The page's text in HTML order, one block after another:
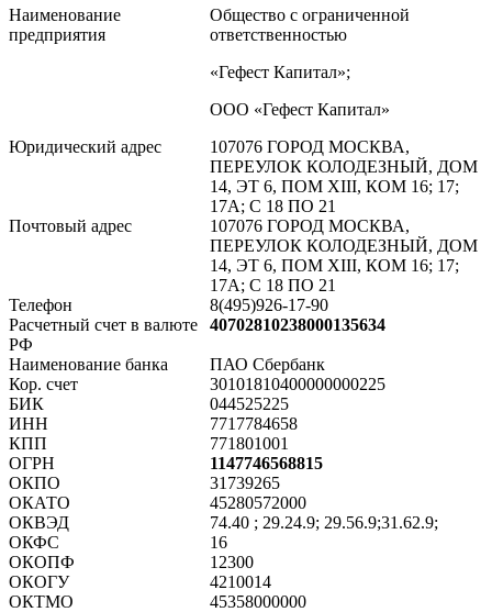
Наименование
предприятия
Общество с ограниченной
ответственностью
«Гефест Капитал»;
ООО «Гефест Капитал»
Юридический адрес
107076 ГОРОД МОСКВА,
ПЕРЕУЛОК КОЛОДЕЗНЫЙ, ДОМ
14, ЭТ 6, ПОМ XIII, КОМ 16; 17;
17А; С 18 ПО 21
Почтовый адрес
107076 ГОРОД МОСКВА,
ПЕРЕУЛОК КОЛОДЕЗНЫЙ, ДОМ
14, ЭТ 6, ПОМ XIII, КОМ 16; 17;
17А; С 18 ПО 21
Телефон
8(495)926-17-90
Расчетный счет в валюте
РФ
40702810238000135634
Наименование банка
ПАО Сбербанк
Кор. счет
30101810400000000225
БИК
044525225
ИНН
7717784658
КПП
771801001
ОГРН
1147746568815
ОКПО
31739265
ОКАТО
45280572000
ОКВЭД
74.40 ; 29.24.9; 29.56.9;31.62.9;
ОКФС
16
ОКОПФ
12300
ОКОГУ
4210014
ОКТМО
45358000000